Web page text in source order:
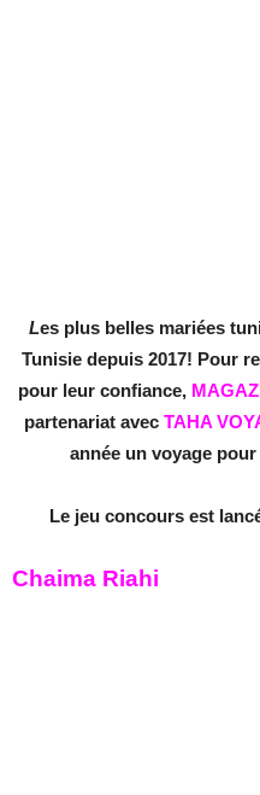
Les plus belles mariées
Tunisie depuis 2017! Pour
pour leur confiance,
partenariat avec TAHA
année un voyage
Le jeu concours est
Chaima Riahi